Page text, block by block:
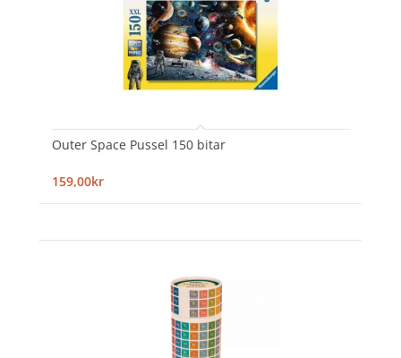
Outer Space Pussel 150 bitar
159,00kr